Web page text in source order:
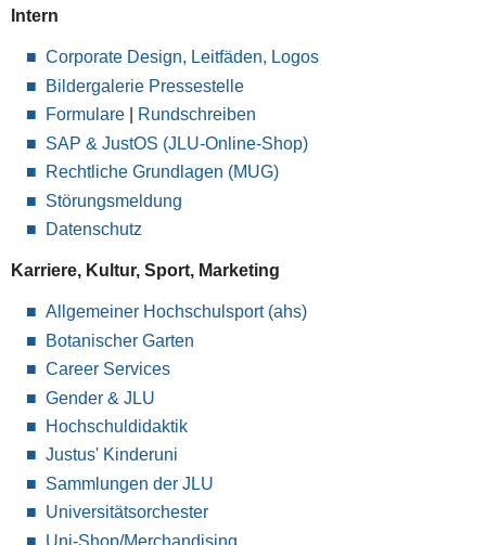
Intern
Corporate Design, Leitfäden, Logos
Bildergalerie Pressestelle
Formulare|
Rundschreiben
SAP & JustOS (JLU-Online-Shop)
Rechtliche Grundlagen (MUG)
Störungsmeldung
Datenschutz
Karriere, Kultur, Sport, Marketing
Allgemeiner Hochschulsport (ahs)
Botanischer Garten
Career Services
Gender & JLU
Hochschuldidaktik
Justus' Kinderuni
Sammlungen der JLU
Universitätsorchester
Uni-Shop/Merchandising